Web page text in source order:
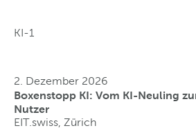
KI-1
2. Dezember 2026
Boxenstopp KI: Vom KI-Neuling
Nutzer
EIT.swiss, Zürich